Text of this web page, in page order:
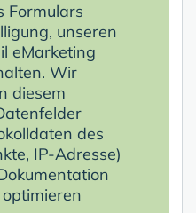
Formulars
unseren
eMarketing
Wir
diesem
des
IP-Adresse)